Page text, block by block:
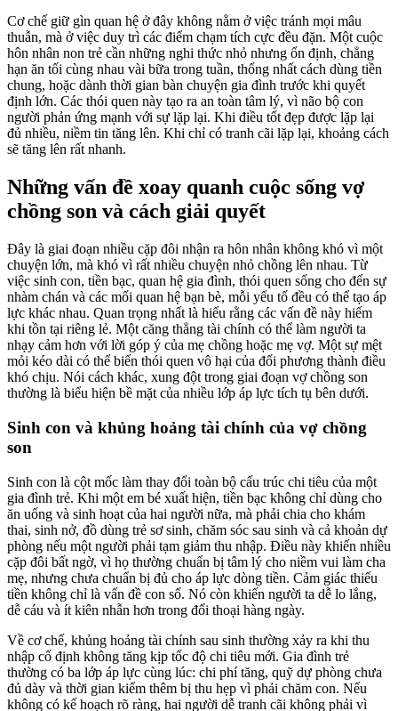
Cơ chế giữ gìn quan hệ ở đây không nằm ở việc tránh mọi mâu
thuẫn, mà ở việc duy trì các điểm chạm tích cực đều đặn. Một cuộc
hôn nhân non trẻ cần những nghi thức nhỏ nhưng ổn định, chẳng
hạn ăn tối cùng nhau vài bữa trong tuần, thống nhất cách dùng tiền
chung, hoặc dành thời gian bàn chuyện gia đình trước khi quyết
định lớn. Các thói quen này tạo ra an toàn tâm lý, vì não bộ con
người phản ứng mạnh với sự lặp lại. Khi điều tốt đẹp được lặp lại
đủ nhiều, niềm tin tăng lên. Khi chỉ có tranh cãi lặp lại, khoảng cách
sẽ tăng lên rất nhanh.
Những vấn đề xoay quanh cuộc sống vợ
chồng son và cách giải quyết
Đây là giai đoạn nhiều cặp đôi nhận ra hôn nhân không khó vì một
chuyện lớn, mà khó vì rất nhiều chuyện nhỏ chồng lên nhau. Từ
việc sinh con, tiền bạc, quan hệ gia đình, thói quen sống cho đến sự
nhàm chán và các mối quan hệ bạn bè, mỗi yếu tố đều có thể tạo áp
lực khác nhau. Quan trọng nhất là hiểu rằng các vấn đề này hiếm
khi tồn tại riêng lẻ. Một căng thẳng tài chính có thể làm người ta
nhạy cảm hơn với lời góp ý của mẹ chồng hoặc mẹ vợ. Một sự mệt
mỏi kéo dài có thể biến thói quen vô hại của đối phương thành điều
khó chịu. Nói cách khác, xung đột trong giai đoạn vợ chồng son
thường là biểu hiện bề mặt của nhiều lớp áp lực tích tụ bên dưới.
Sinh con và khủng hoảng tài chính của vợ chồng
son
Sinh con là cột mốc làm thay đổi toàn bộ cấu trúc chi tiêu của một
gia đình trẻ. Khi một em bé xuất hiện, tiền bạc không chỉ dùng cho
ăn uống và sinh hoạt của hai người nữa, mà phải chia cho khám
thai, sinh nở, đồ dùng trẻ sơ sinh, chăm sóc sau sinh và cả khoản dự
phòng nếu một người phải tạm giảm thu nhập. Điều này khiến nhiều
cặp đôi bất ngờ, vì họ thường chuẩn bị tâm lý cho niềm vui làm cha
mẹ, nhưng chưa chuẩn bị đủ cho áp lực dòng tiền. Cảm giác thiếu
tiền không chỉ là vấn đề con số. Nó còn khiến người ta dễ lo lắng,
dễ cáu và ít kiên nhẫn hơn trong đối thoại hàng ngày.
Về cơ chế, khủng hoảng tài chính sau sinh thường xảy ra khi thu
nhập cố định không tăng kịp tốc độ chi tiêu mới. Gia đình trẻ
thường có ba lớp áp lực cùng lúc: chi phí tăng, quỹ dự phòng chưa
đủ dày và thời gian kiếm thêm bị thu hẹp vì phải chăm con. Nếu
không có kế hoạch rõ ràng, hai người dễ tranh cãi không phải vì